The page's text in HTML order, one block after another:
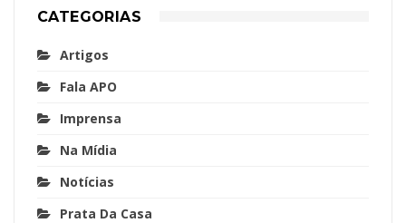
CATEGORIAS
Artigos
Fala APO
Imprensa
Na Mídia
Notícias
Prata Da Casa